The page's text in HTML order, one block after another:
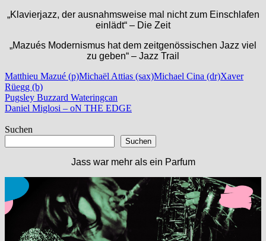
„Klavierjazz, der ausnahmsweise mal nicht zum Einschlafen
einlädt“ – Die Zeit
„Mazués Modernismus hat dem zeitgenössischen Jazz viel
zu geben“ – Jazz Trail
Matthieu Mazué (p)Michaël Attias (sax)Michael Cina (dr)Xaver
Rüegg (b)
Beitragsnavigation
Vorheriger
Beitrag:
Pugsley Buzzard Wateringcan
Nächster
Daniel Miglosi – oN THE EDGE
Suchen
Suchen
Jass war mehr als ein Parfum